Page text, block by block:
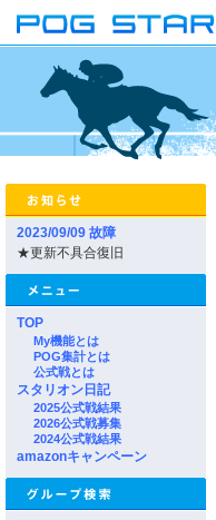
2023/09/09 故障
★更新不具合復旧
TOP
My機能とは
POG集計とは
公式戦とは
スタリオン日記
2025公式戦結果
2026公式戦募集
2024公式戦結果
amazonキャンペーン